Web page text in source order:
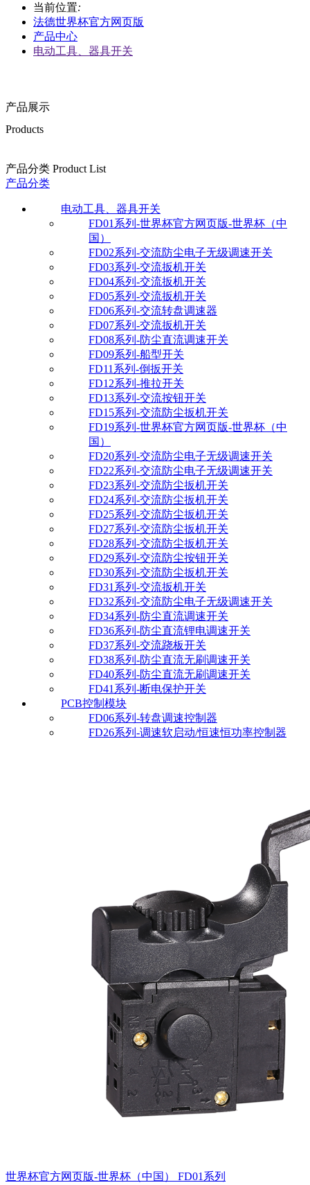
当前位置:
法德世界杯官方网页版
产品中心
电动工具、器具开关
产品展示
Products
产品分类 Product List
产品分类
电动工具、器具开关
FD01系列-世界杯官方网页版-世界杯（中
国）
FD02系列-交流防尘电子无级调速开关
FD03系列-交流扳机开关
FD04系列-交流扳机开关
FD05系列-交流扳机开关
FD06系列-交流转盘调速器
FD07系列-交流扳机开关
FD08系列-防尘直流调速开关
FD09系列-船型开关
FD11系列-倒扳开关
FD12系列-推拉开关
FD13系列-交流按钮开关
FD15系列-交流防尘扳机开关
FD19系列-世界杯官方网页版-世界杯（中
国）
FD20系列-交流防尘电子无级调速开关
FD22系列-交流防尘电子无级调速开关
FD23系列-交流防尘扳机开关
FD24系列-交流防尘扳机开关
FD25系列-交流防尘扳机开关
FD27系列-交流防尘扳机开关
FD28系列-交流防尘扳机开关
FD29系列-交流防尘按钮开关
FD30系列-交流防尘扳机开关
FD31系列-交流扳机开关
FD32系列-交流防尘电子无级调速开关
FD34系列-防尘直流调速开关
FD36系列-防尘直流锂电调速开关
FD37系列-交流跷板开关
FD38系列-防尘直流无刷调速开关
FD40系列-防尘直流无刷调速开关
FD41系列-断电保护开关
PCB控制模块
FD06系列-转盘调速控制器
FD26系列-调速软启动/恒速恒功率控制器
世界杯官方网页版-世界杯（中国） FD01系列